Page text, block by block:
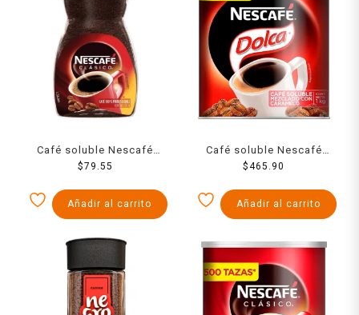
Café soluble Nescafé
Clásico 60 g
$79.55
Añadir al carrito
Café soluble Nescafé
Dolca mezclado con
$465.90
Añadir al carrito